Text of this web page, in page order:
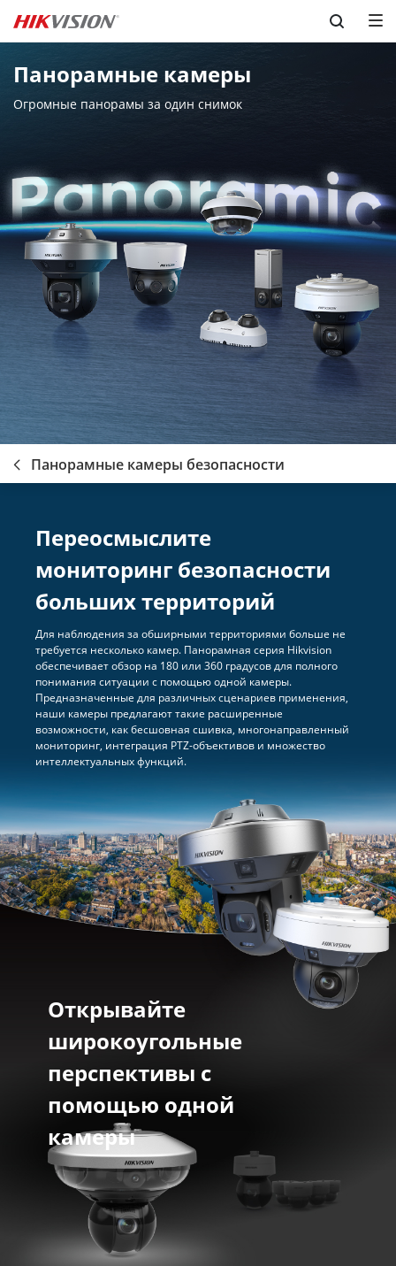
Skip to content
Панорамные камеры
Огромные панорамы за один снимок
Панорамные камеры безопасности
Переосмыслите
мониторинг безопасности
больших территорий
Для наблюдения за обширными территориями больше не
требуется несколько камер. Панорамная серия Hikvision
обеспечивает обзор на 180 или 360 градусов для полного
понимания ситуации с помощью одной камеры.
Предназначенные для различных сценариев применения,
наши камеры предлагают такие расширенные
возможности, как бесшовная сшивка, многонаправленный
мониторинг, интеграция PTZ-объективов и множество
интеллектуальных функций.
Открывайте
широкоугольные
перспективы с
помощью одной
камеры